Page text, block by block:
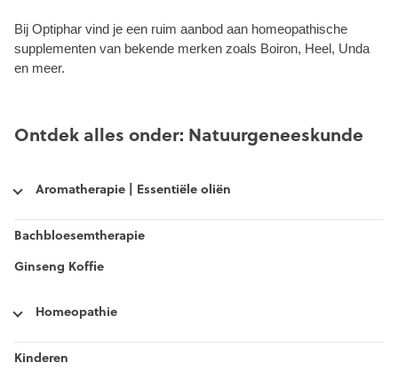
Bij Optiphar vind je een ruim aanbod aan homeopathische
supplementen van bekende merken zoals Boiron, Heel, Unda
en meer.
Ontdek alles onder: Natuurgeneeskunde
Aromatherapie | Essentiële oliën
Bachbloesemtherapie
Ginseng Koffie
Homeopathie
Kinderen